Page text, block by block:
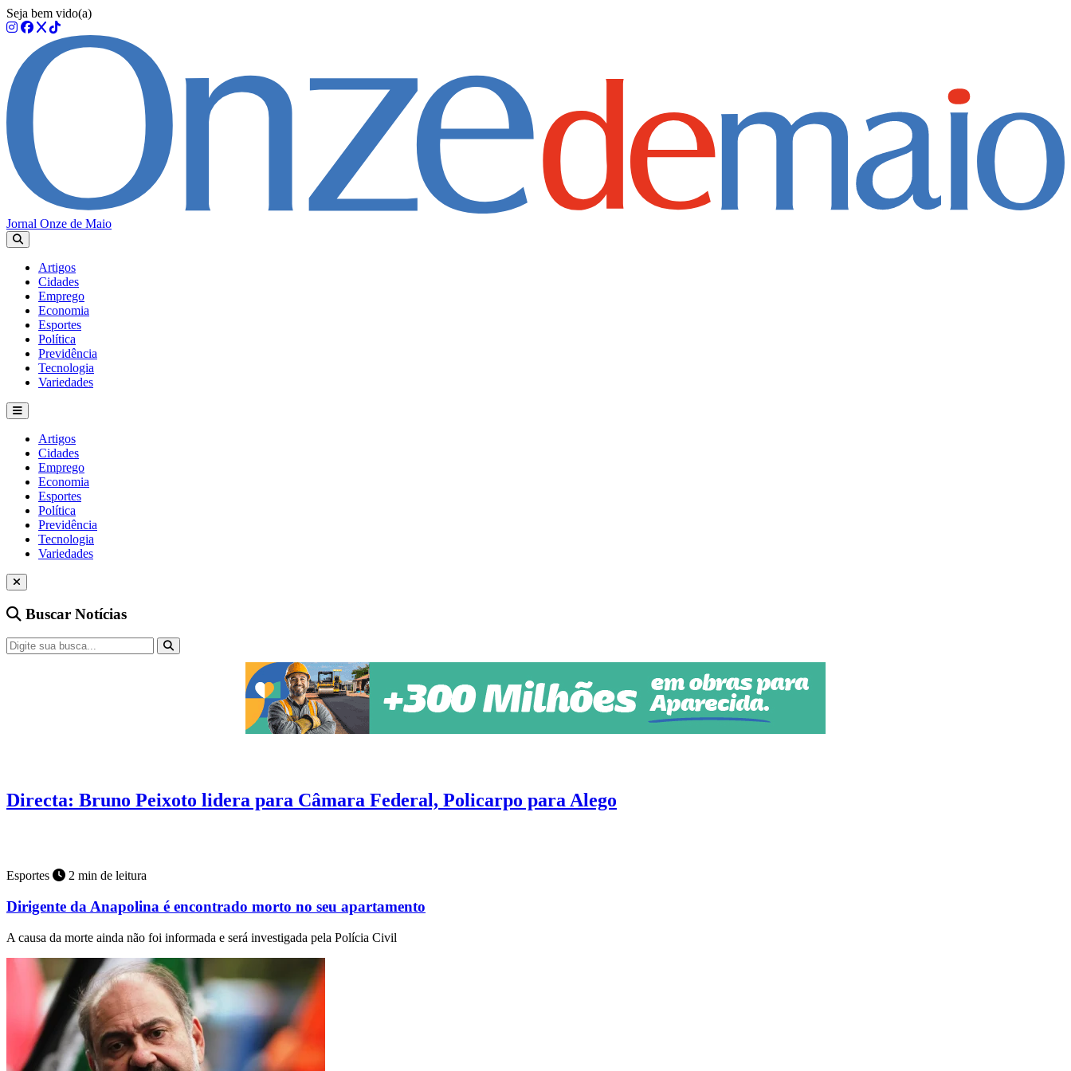
Seja bem vido(a)
Jornal Onze de Maio
Artigos
Cidades
Emprego
Economia
Esportes
Política
Previdência
Tecnologia
Variedades
Artigos
Cidades
Emprego
Economia
Esportes
Política
Previdência
Tecnologia
Variedades
Buscar Notícias
Directa: Bruno Peixoto lidera para Câmara Federal, Policarpo para Alego
Esportes 2 min de leitura
Dirigente da Anapolina é encontrado morto no seu apartamento
A causa da morte ainda não foi informada e será investigada pela Polícia Civil